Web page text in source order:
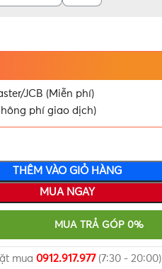
JCB (Miễn phí)
phí giao dịch)
THÊM VÀO GIỎ HÀNG
MUA NGAY
MUA TRẢ GÓP 0%
mua 0912.917.977(7:30 - 20:00)